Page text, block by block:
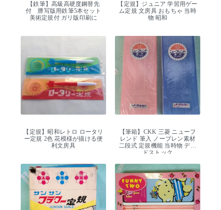
【鉄筆】高級高硬度鋼替先
付 謄写版用鉄筆5本セット
美術定規付 ガリ版印刷に
【定規】ジュニア 学習用ゲー
ム定規 文房具 おもちゃ 当時
物 昭和
【定規】昭和レトロ ロータリ
ー定規 2色 花模様が描ける便
利文房具
【筆箱】CKK 三菱 ニューフ
レンド 筆入 ノーブレン素材
二段式 定規機能 当時物 デッ
ドストック